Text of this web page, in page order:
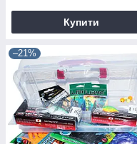
Купити
–21%